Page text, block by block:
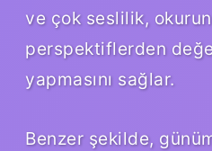
ve çok seslilik,
perspektiflerden
yapmasını sağlar.
Benzer şekilde,